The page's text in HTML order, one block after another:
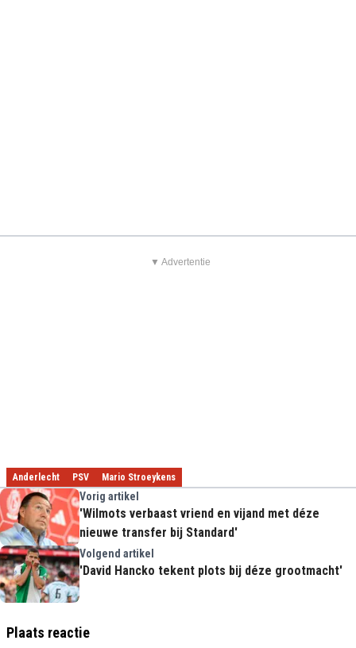
▼ Advertentie
Anderlecht PSV Mario Stroeykens
Vorig artikel
'Wilmots verbaast vriend en vijand met déze
nieuwe transfer bij Standard'
Volgend artikel
'David Hancko tekent plots bij déze grootmacht'
Plaats reactie